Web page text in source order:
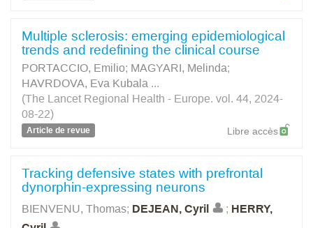
Multiple sclerosis: emerging epidemiological
trends and redefining the clinical course
PORTACCIO, Emilio; MAGYARI, Melinda;
HAVRDOVA, Eva Kubala ...
(The Lancet Regional Health - Europe. vol. 44, 2024-
08-22)
Article de revue Libre accès
Tracking defensive states with prefrontal
dynorphin-expressing neurons
BIENVENU, Thomas; DEJEAN, Cyril ; HERRY,